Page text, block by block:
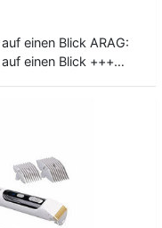
einen Blick ARAG:
einen Blick +++…